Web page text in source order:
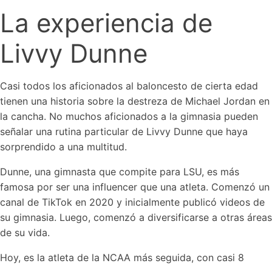
La experiencia de
Livvy Dunne
Casi todos los aficionados al baloncesto de cierta edad
tienen una historia sobre la destreza de Michael Jordan en
la cancha. No muchos aficionados a la gimnasia pueden
señalar una rutina particular de Livvy Dunne que haya
sorprendido a una multitud.
Dunne, una gimnasta que compite para LSU, es más
famosa por ser una influencer que una atleta. Comenzó un
canal de TikTok en 2020 y inicialmente publicó videos de
su gimnasia. Luego, comenzó a diversificarse a otras áreas
de su vida.
Hoy, es la atleta de la NCAA más seguida, con casi 8